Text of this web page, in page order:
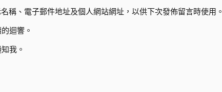
稱、電子郵件地址及個人網站網址，以供下次發佈留言時使用。
迴響。
我。